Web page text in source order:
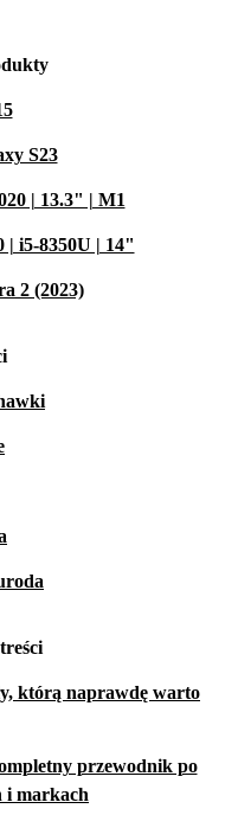
S23
| 13.3" | M1
| i5-8350U | 14"
2 (2023)
którą naprawdę warto
przewodnik po
i markach